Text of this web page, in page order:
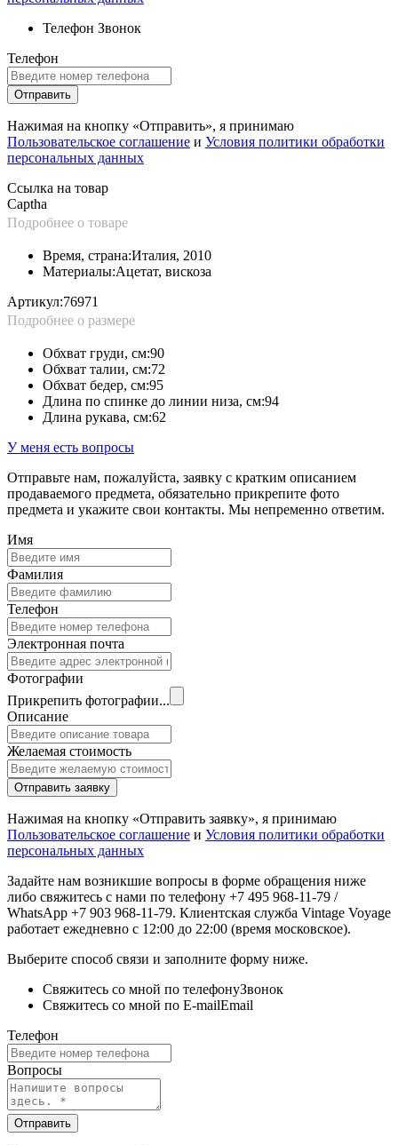
Телефон Звонок
Телефон
Отправить
Нажимая на кнопку «Отправить», я принимаю
Пользовательское соглашение и Условия политики обработки
персональных данных
Ссылка на товар
Captha
Подробнее о товаре
Материалы:Ацетат, вискоза
Время, страна:Италия, 2010
Артикул:76971
Подробнее о размере
Длина рукава, см:62
Длина по спинке до линии низа, см:94
Обхват бедер, см:95
Обхват талии, см:72
Обхват груди, см:90
У меня есть вопросы
Отправьте нам, пожалуйста, заявку с кратким описанием
продаваемого предмета, обязательно прикрепите фото
предмета и укажите свои контакты. Мы непременно ответим.
Имя
Фамилия
Телефон
Электронная почта
Фотографии
Прикрепить фотографии...
Описание
Желаемая стоимость
Отправить заявку
Нажимая на кнопку «Отправить заявку», я принимаю
Пользовательское соглашение и Условия политики обработки
персональных данных
Задайте нам возникшие вопросы в форме обращения ниже
либо свяжитесь с нами по телефону +7 495 968-11-79 /
WhatsApp +7 903 968-11-79. Клиентская служба Vintage Voyage
работает ежедневно с 12:00 до 22:00 (время московское).
Выберите способ связи и заполните форму ниже.
Свяжитесь со мной по телефонуЗвонок
Свяжитесь со мной по E-mailEmail
Телефон
Вопросы
Отправить